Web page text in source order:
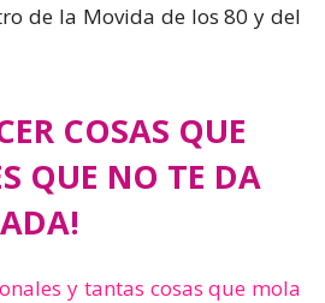
de la Movida de los 80 y del
COSAS QUE
QUE NO TE DA
y tantas cosas que mola